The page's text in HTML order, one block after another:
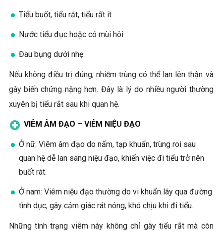
Tiểu buốt, tiểu rắt, tiểu rất ít
Nước tiểu đục hoặc có mùi hôi
Đau bụng dưới nhẹ
Nếu không điều trị đúng, nhiễm trùng có thể lan lên thận và
gây biến chứng nặng hơn. Đây là lý do nhiều người thường
xuyên bị tiểu rắt sau khi quan hệ.
VIÊM ÂM ĐẠO – VIÊM NIỆU ĐẠO
Ở nữ: Viêm âm đạo do nấm, tạp khuẩn, trùng roi sau
quan hệ dễ lan sang niệu đạo, khiến việc đi tiểu trở nên
buốt rát.
Ở nam: Viêm niệu đạo thường do vi khuẩn lây qua đường
tình dục, gây cảm giác rát nóng, khó chịu khi đi tiểu.
Những tình trạng viêm này không chỉ gây tiểu rắt mà còn